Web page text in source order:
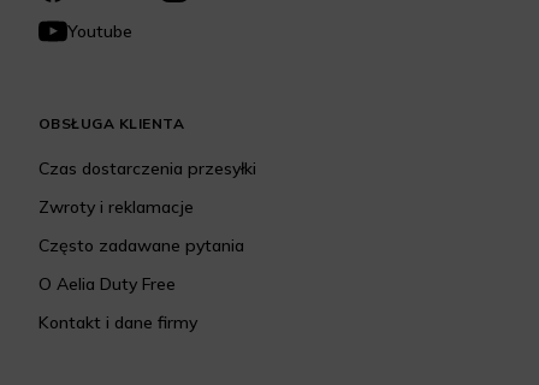
Youtube
OBSŁUGA KLIENTA
Czas dostarczenia przesyłki
Zwroty i reklamacje
Często zadawane pytania
O Aelia Duty Free
Kontakt i dane firmy